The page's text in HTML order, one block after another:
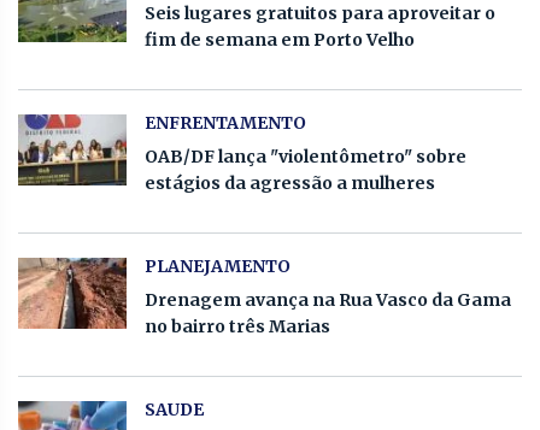
Seis lugares gratuitos para aproveitar o
fim de semana em Porto Velho
ENFRENTAMENTO
OAB/DF lança "violentômetro" sobre
estágios da agressão a mulheres
PLANEJAMENTO
Drenagem avança na Rua Vasco da Gama
no bairro três Marias
SAUDE